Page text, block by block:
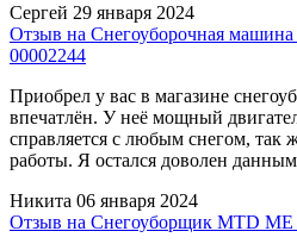
Сергей 29 января 2024
Отзыв на Снегоуборочная
00002244
Приобрел у вас в магазине
впечатлён. У неё мощный
справляется с любым снегом,
работы. Я остался доволен
Никита 06 января 2024
Отзыв на Снегоуборщик MTD ME